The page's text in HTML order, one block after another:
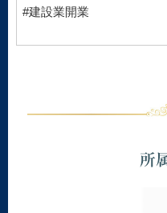
#建設業開業